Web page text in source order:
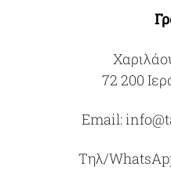
72 200
Email:
Τηλ/